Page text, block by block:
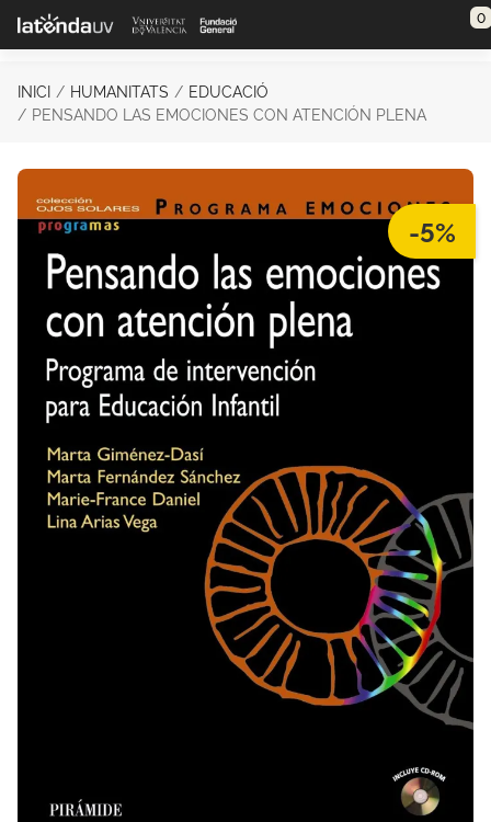
Saltar al contenido principal 0
INICI HUMANITATS
EDUCACIÓ
PENSANDO LAS EMOCIONES CON ATENCIÓN PLENA
-5%